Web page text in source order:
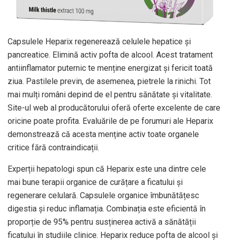
Capsulele Heparix regenerează celulele hepatice și
pancreatice. Elimină activ pofta de alcool. Acest tratament
antiinflamator puternic te menține energizat și fericit toată
ziua. Pastilele previn, de asemenea, pietrele la rinichi. Tot
mai mulți români depind de el pentru sănătate și vitalitate.
Site-ul web al producătorului oferă oferte excelente de care
oricine poate profita. Evaluările de pe forumuri ale Heparix
demonstrează că acesta menține activ toate organele
critice fără contraindicații.
Experții hepatologi spun că Heparix este una dintre cele
mai bune terapii organice de curățare a ficatului și
regenerare celulară. Capsulele organice îmbunătățesc
digestia și reduc inflamația. Combinația este eficientă în
proporție de 95% pentru susținerea activă a sănătății
ficatului în studiile clinice. Heparix reduce pofta de alcool și